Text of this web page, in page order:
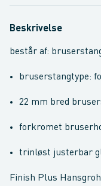
Beskrivelse
består af:
bruserstangtype:
22 mm bred
forkromet
trinløst justerbar
Finish Plus